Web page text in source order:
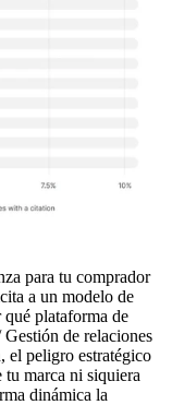
para tu comprador
a un modelo de
plataforma de
de relaciones
el peligro estratégico
tu marca ni siquiera
dinámica la